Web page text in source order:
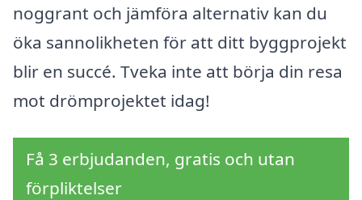
noggrant och jämföra alternativ kan du
öka sannolikheten för att ditt byggprojekt
blir en succé. Tveka inte att börja din resa
mot drömprojektet idag!
Få 3 erbjudanden, gratis och utan
förpliktelser